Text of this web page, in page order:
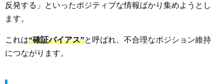
反発する」といったポジティブな情報ばかり集めようとし
ます。
これは“確証バイアス”と呼ばれ、不合理なポジション維持
につながります。